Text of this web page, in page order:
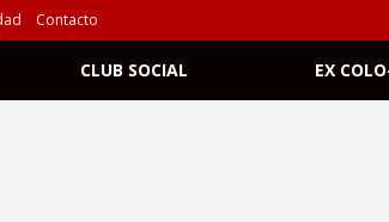
Contacto
CLUB SOCIAL EX